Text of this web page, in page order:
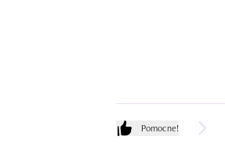
Pomocne!